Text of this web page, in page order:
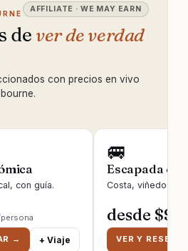
AFFILIATE · WE MAY EARN
de ver de verdad
con precios en vivo
con guía.
→ + Viaje
🚐
Escapada de
Costa, viñedos,
desde $95
VER Y